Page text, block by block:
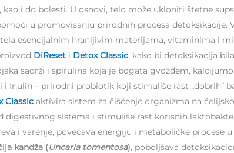
i do bolesti. U osnovi, telo može ukloniti štetne
u promovisanju prirodnih procesa detoksikacije.
esencijalnim hranljivim materijama, vitaminima i
DiReset i Detox Classic, kako bi detoksikacija
sadrži i spirulina koja je bogata gvožđem,
– prirodni probiotik koji stimuliše rast „dobrih”
Classic aktivira sistem za čišćenje organizma na
sistema i stimuliše rast korisnih
i varenje, povećava energiju i metaboličke procese
kandža (Uncaria tomentosa), poboljšava